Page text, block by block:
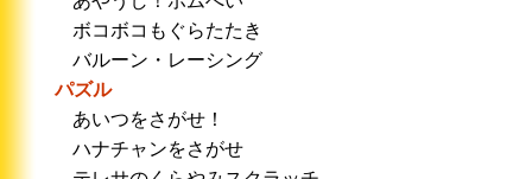
ボコボコもぐらたたき
バルーン・レーシング
パズル
あいつをさがせ！
ハナチャンをさがせ